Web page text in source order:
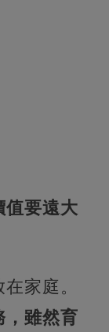
值要遠大
家庭。
，雖然育